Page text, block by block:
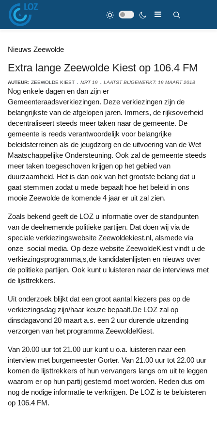
Nieuws Zeewolde
Extra lange Zeewolde Kiest op 106.4 FM
AUTEUR: ZEEWOLDE KIEST MRT 19 LAATST BIJGEWERKT: 19 MAART 2018
Nog enkele dagen en dan zijn er
Gemeenteraadsverkiezingen. Deze verkiezingen zijn de
belangrijkste van de afgelopen jaren. Immers, de rijksoverheid
decentraliseert steeds meer taken naar de gemeente. De
gemeente is reeds verantwoordelijk voor belangrijke
beleidsterreinen als de jeugdzorg en de uitvoering van de Wet
Maatschappelijke Ondersteuning. Ook zal de gemeente steeds
meer taken toegeschoven krijgen op het gebied van
duurzaamheid. Het is dan ook van het grootste belang dat u
gaat stemmen zodat u mede bepaalt hoe het beleid in ons
mooie Zeewolde de komende 4 jaar er uit zal zien.
Zoals bekend geeft de LOZ u informatie over de standpunten
van de deelnemende politieke partijen. Dat doen wij via de
speciale verkiezingswebsite Zeewoldekiest.nl, alsmede via
onze social media. Op deze website ZeewoldeKiest vindt u de
verkiezingsprogramma,s,de kandidatenlijsten en nieuws over
de politieke partijen. Ook kunt u luisteren naar de interviews met
de lijsttrekkers.
Uit onderzoek blijkt dat een groot aantal kiezers pas op de
verkiezingsdag zijn/haar keuze bepaalt.De LOZ zal op
dinsdagavond 20 maart a.s. een 2 uur durende uitzending
verzorgen van het programma ZeewoldeKiest.
Van 20.00 uur tot 21.00 uur kunt u o.a. luisteren naar een
interview met burgemeester Gorter. Van 21.00 uur tot 22.00 uur
komen de lijsttrekkers of hun vervangers langs om uit te leggen
waarom er op hun partij gestemd moet worden. Reden dus om
nog de nodige informatie te verkrijgen. De LOZ is te beluisteren
op 106.4 FM.